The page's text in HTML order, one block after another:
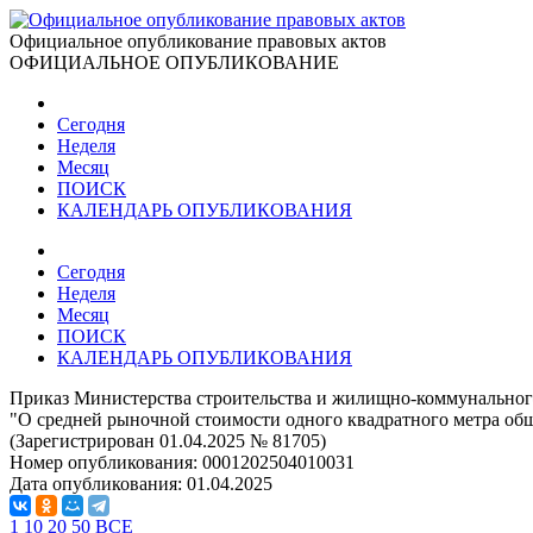
Официальное опубликование правовых актов
ОФИЦИАЛЬНОЕ ОПУБЛИКОВАНИЕ
Сегодня
Неделя
Месяц
ПОИСК
КАЛЕНДАРЬ ОПУБЛИКОВАНИЯ
Сегодня
Неделя
Месяц
ПОИСК
КАЛЕНДАРЬ ОПУБЛИКОВАНИЯ
Приказ Министерства строительства и жилищно-
"О средней рыночной стоимости одного квадратного метра
(Зарегистрирован 01.04.2025 № 81705)
Номер опубликования: 0001202504010031
Дата опубликования: 01.04.2025
1 10 20 50 ВСЕ